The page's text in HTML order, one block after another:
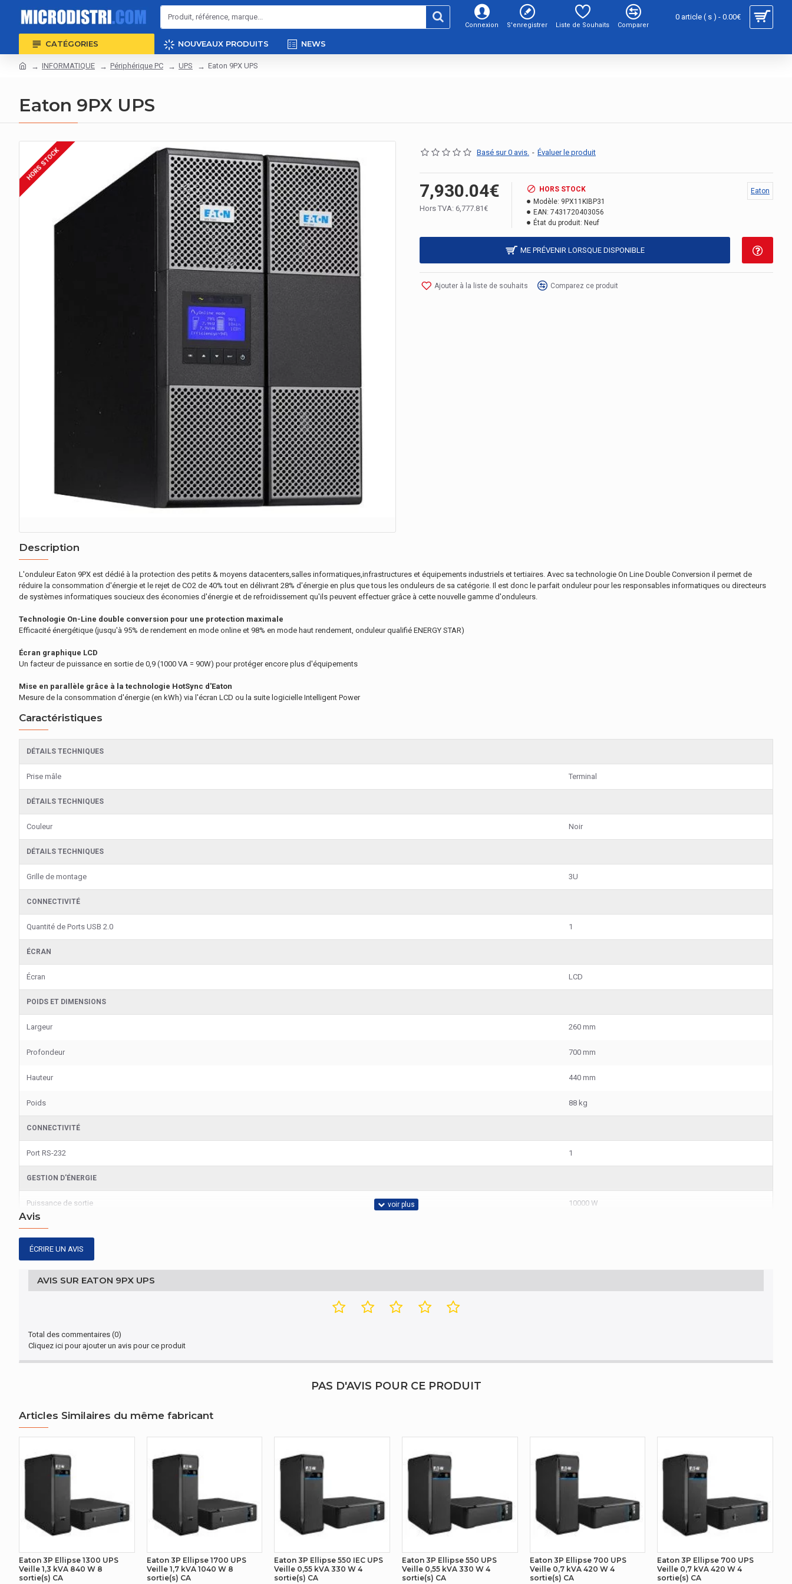
Connexion S'enregistrer Liste de Souhaits Comparer
0 article ( s ) - 0.00€
CATÉGORIES NOUVEAUX PRODUITS NEWS
INFORMATIQUE Périphérique PC UPS Eaton 9PX UPS
Eaton 9PX UPS
HORS STOCK Basé sur 0 avis. - Évaluer le produit
7,930.04€
Hors TVA: 6,777.81€
HORS STOCK
Modèle: 9PX11KIBP31
EAN: 7431720403056
État du produit: Neuf
Eaton
ME PRÉVENIR LORSQUE DISPONIBLE
Ajouter à la liste de souhaits Comparez ce produit
Description
L'onduleur Eaton 9PX est dédié à la protection des petits & moyens datacenters,salles informatiques,infrastructures et équipements industriels et tertiaires. Avec sa technologie On Line Double Conversion il permet de
réduire la consommation d'énergie et le rejet de CO2 de 40% tout en délivrant 28% d'énergie en plus que tous les onduleurs de sa catégorie. Il est donc le parfait onduleur pour les responsables informatiques ou directeurs
de systèmes informatiques soucieux des économies d'énergie et de refroidissement qu'ils peuvent effectuer grâce à cette nouvelle gamme d'onduleurs.
Technologie On-Line double conversion pour une protection maximale
Efficacité énergétique (jusqu'à 95% de rendement en mode online et 98% en mode haut rendement, onduleur qualifié ENERGY STAR)
Écran graphique LCD
Un facteur de puissance en sortie de 0,9 (1000 VA = 90W) pour protéger encore plus d'équipements
Mise en parallèle grâce à la technologie HotSync d'Eaton
Mesure de la consommation d'énergie (en kWh) via l'écran LCD ou la suite logicielle Intelligent Power
Caractéristiques
DÉTAILS TECHNIQUES
Prise mâle Terminal
DÉTAILS TECHNIQUES
Couleur Noir
DÉTAILS TECHNIQUES
Grille de montage 3U
CONNECTIVITÉ
Quantité de Ports USB 2.0 1
ÉCRAN
Écran LCD
POIDS ET DIMENSIONS
Largeur 260 mm
Profondeur 700 mm
Hauteur 440 mm
Poids 88 kg
CONNECTIVITÉ
Port RS-232 1
GESTION D'ÉNERGIE
Puissance de sortie 10000 W
GESTION D'ÉNERGIE
Efficacité
GESTION D'ÉNERGIE
tension de voltage à l'entrée (min)
GESTION D'ÉNERGIE
Quantité des sorties 4 sortie(s) CA
Coupleur C19
CONDITIONS ENVIRONNEMENTALES
Température d'opération 0 - 40 °C
AUTRES CARACTÉRISTIQUES
Nom du produit 9PX
Avis
ÉCRIRE UN AVIS
AVIS SUR EATON 9PX UPS
Total des commentaires (0)
Cliquez ici pour ajouter un avis pour ce produit
PAS D'AVIS POUR CE PRODUIT
Articles Similaires du même fabricant
Eaton 3P Ellipse 1300 UPS
Veille 1,3 kVA 840 W 8
sortie(s) CA
Eaton 3P Ellipse 1700 UPS
Veille 1,7 kVA 1040 W 8
sortie(s) CA
Eaton 3P Ellipse 550 IEC UPS
Veille 0,55 kVA 330 W 4
sortie(s) CA
Eaton 3P Ellipse 550 UPS
Veille 0,55 kVA 330 W 4
sortie(s) CA
Eaton 3P Ellipse 700 UPS
Veille 0,7 kVA 420 W 4
sortie(s) CA
Eaton 3P Ellipse 700 UPS
Veille 0,7 kVA 420 W 4
sortie(s) CA